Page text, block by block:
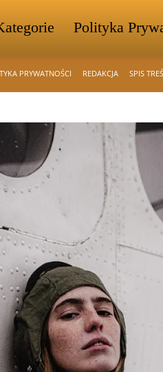
Polityka
PRYWATNOŚCI REDAKCJA SPIS